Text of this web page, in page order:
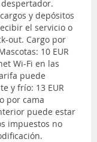
y depósitos
el servicio o
out. Cargo por
10 EUR
Wi-Fi en las
puede
y frío: 13 EUR
por cama
puede estar
impuestos no